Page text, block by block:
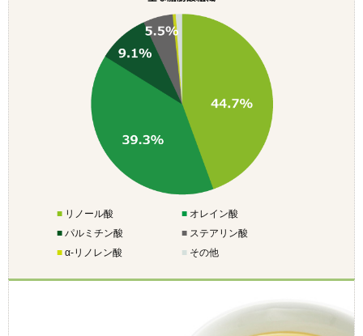
■リノール酸 ■オレイン酸
■パルミチン酸 ■ステアリン酸
■α-リノレン酸 ■ その他